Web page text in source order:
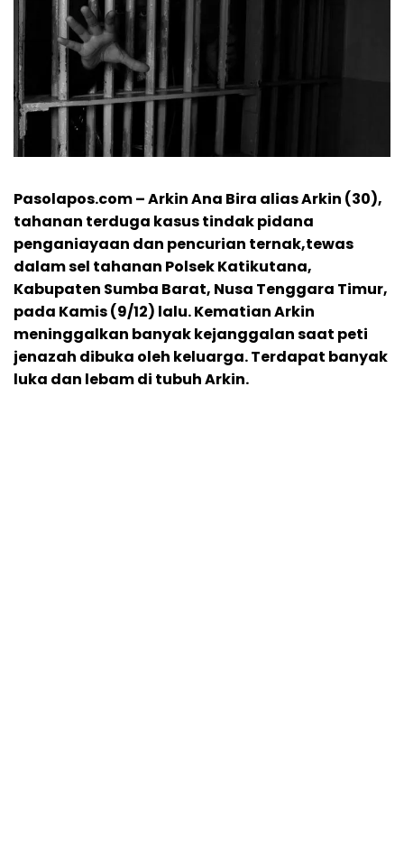
Pasolapos.com – Arkin Ana Bira alias Arkin (30),
tahanan terduga kasus tindak pidana
penganiayaan dan pencurian ternak,tewas
dalam sel tahanan Polsek Katikutana,
Kabupaten Sumba Barat, Nusa Tenggara Timur,
pada Kamis (9/12) lalu. Kematian Arkin
meninggalkan banyak kejanggalan saat peti
jenazah dibuka oleh keluarga. Terdapat banyak
luka dan lebam di tubuh Arkin.